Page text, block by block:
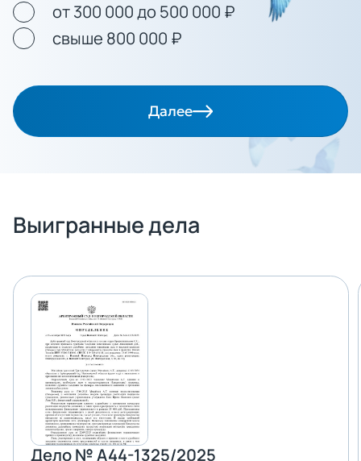
от 300 000 до 500 000 ₽
свыше 800 000 ₽
Далее
Выигранные дела
Дело № А44-1325/2025